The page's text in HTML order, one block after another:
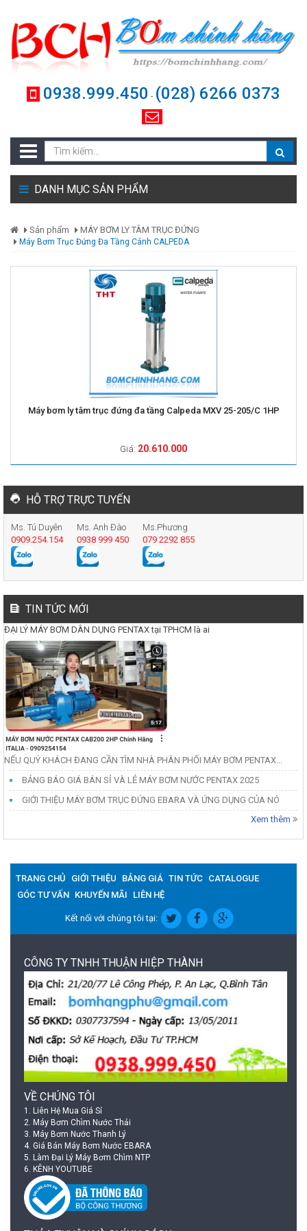
0938.999.450 - (028) 6266 0373
DANH MỤC SẢN PHẨM
Sản phẩm MÁY BƠM LY TÂM TRỤC ĐỨNG
Máy Bơm Trục Đứng Đa Tầng Cánh CALPEDA
Máy bơm ly tâm trục đứng đa tầng Calpeda MXV 25-205/C 1HP
Giá: 20.610.000
HỖ TRỢ TRỰC TUYẾN
Ms. Tú Duyên
0909.254.154
Ms. Anh Đào
0938 999 450
Ms.Phương
079 2292 855
TIN TỨC MỚI
ĐẠI LÝ MÁY BƠM DÂN DỤNG PENTAX tại TPHCM là ai
NẾU QUÝ KHÁCH ĐANG CẦN TÌM NHÀ PHÂN PHỐI MÁY BƠM PENTAX...
BẢNG BÁO GIÁ BÁN SỈ VÀ LẺ MÁY BƠM NƯỚC PENTAX 2025
GIỚI THIỆU MÁY BƠM TRỤC ĐỨNG EBARA VÀ ỨNG DỤNG CỦA NÓ
Xem thêm
TRANG CHỦ GIỚI THIỆU BẢNG GIÁ TIN TỨC CATALOGUE
GÓC TƯ VẤN KHUYẾN MÃI LIÊN HỆ
Kết nối với chúng tôi tại:
CÔNG TY TNHH THUẬN HIỆP THÀNH
VỀ CHÚNG TÔI
1. Liên Hệ Mua Giá Sỉ
2. Máy Bơm Chìm Nước Thải
3. Máy Bơm Nước Thanh Lý
4. Giá Bán Máy Bơm Nước EBARA
5. Làm Đại Lý Máy Bơm Chìm NTP
6. KÊNH YOUTUBE